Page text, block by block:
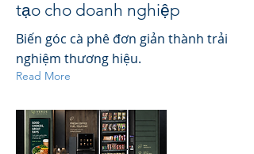
tạo cho doanh nghiệp
Biến góc cà phê đơn giản thành trải
nghiệm thương hiệu.
Read More